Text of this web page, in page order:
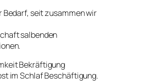
Bedarf, seit zusammen wir
salbenden
Bekräftigung
im Schlaf Beschäftigung.